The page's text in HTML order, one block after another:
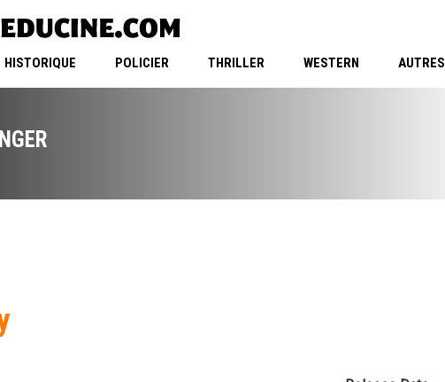
HISTORIQUE POLICIER THRILLER WESTERN AUTRES